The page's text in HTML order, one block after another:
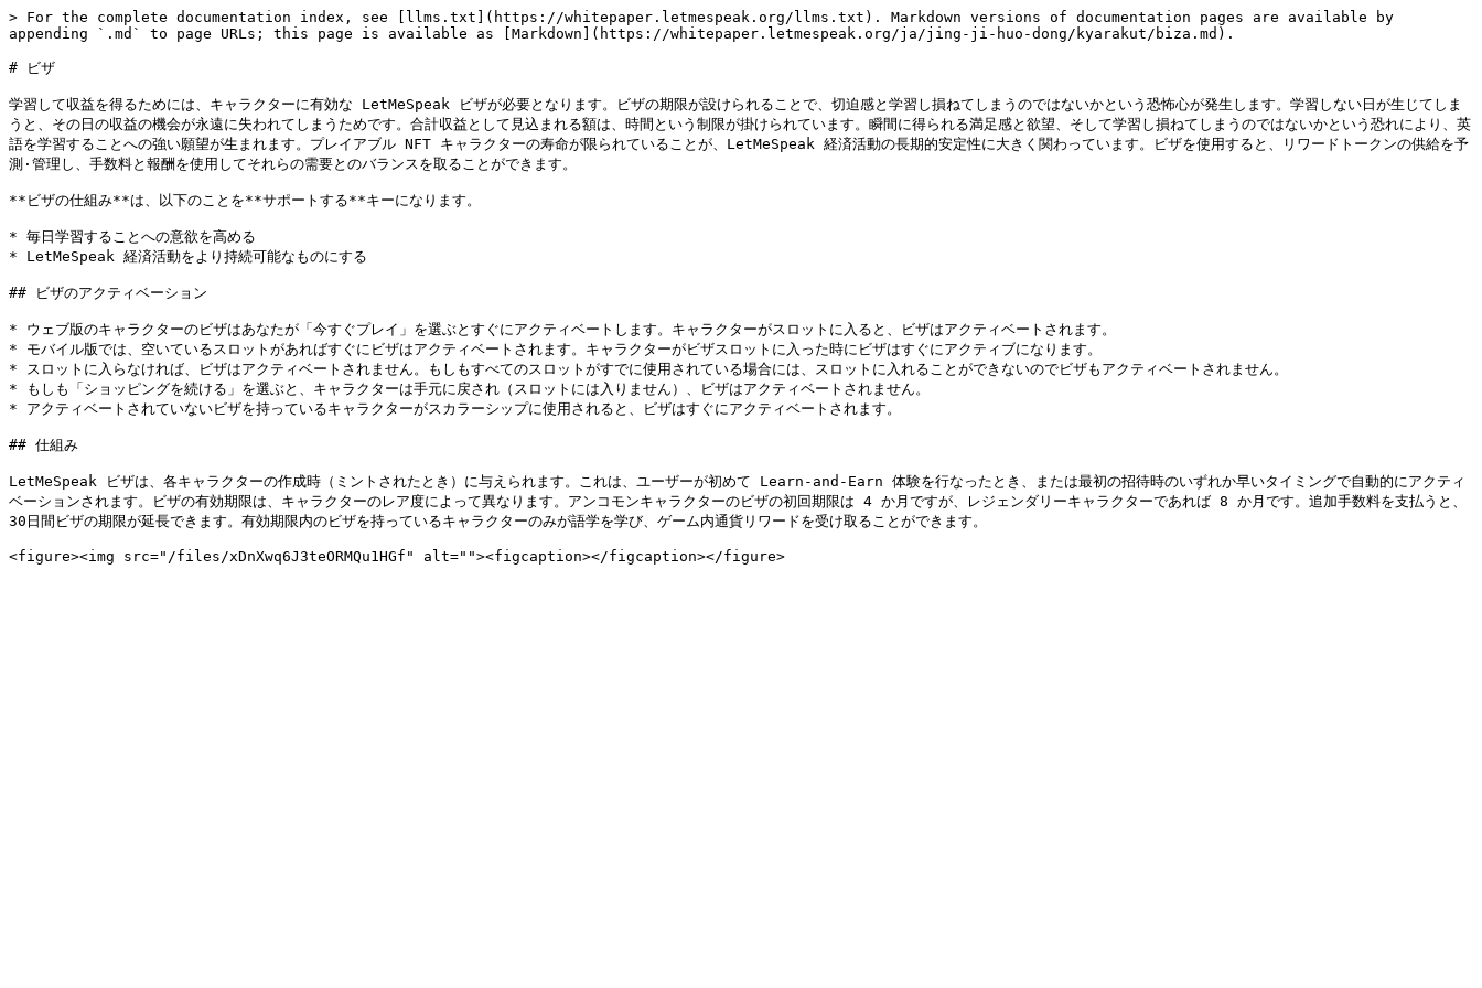
> For the complete documentation index, see [llms.txt](https://whitepaper.letmespeak.org/llms.txt). Markdown versions of documentation pages are available by
appending `.md` to page URLs; this page is available as [Markdown](https://whitepaper.letmespeak.org/ja/jing-ji-huo-dong/kyarakut/biza.md).
# ビザ
学習して収益を得るためには、キャラクターに有効な LetMeSpeak ビザが必要となります。ビザの期限が設けられることで、切迫感と学習し損ねてしまうのではないかという恐怖心が発生します。学習しない日が生じてしま
うと、その日の収益の機会が永遠に失われてしまうためです。合計収益として見込まれる額は、時間という制限が掛けられています。瞬間に得られる満足感と欲望、そして学習し損ねてしまうのではないかという恐れにより、英
語を学習することへの強い願望が生まれます。プレイアブル NFT キャラクターの寿命が限られていることが、LetMeSpeak 経済活動の長期的安定性に大きく関わっています。ビザを使用すると、リワードトークンの供給を予
測·管理し、手数料と報酬を使用してそれらの需要とのバランスを取ることができます。
**ビザの仕組み**は、以下のことを**サポートする**キーになります。
* 毎日学習することへの意欲を高める
* LetMeSpeak 経済活動をより持続可能なものにする
## ビザのアクティベーション
* ウェブ版のキャラクターのビザはあなたが「今すぐプレイ」を選ぶとすぐにアクティベートします。キャラクターがスロットに入ると、ビザはアクティベートされます。
* モバイル版では、空いているスロットがあればすぐにビザはアクティベートされます。キャラクターがビザスロットに入った時にビザはすぐにアクティブになります。
* スロットに入らなければ、ビザはアクティベートされません。もしもすべてのスロットがすでに使用されている場合には、スロットに入れることができないのでビザもアクティベートされません。
* もしも「ショッピングを続ける」を選ぶと、キャラクターは手元に戻され（スロットには入りません）、ビザはアクティベートされません。
* アクティベートされていないビザを持っているキャラクターがスカラーシップに使用されると、ビザはすぐにアクティベートされます。
## 仕組み
LetMeSpeak ビザは、各キャラクターの作成時（ミントされたとき）に与えられます。これは、ユーザーが初めて Learn-and-Earn 体験を行なったとき、または最初の招待時のいずれか早いタイミングで自動的にアクティ
ベーションされます。ビザの有効期限は、キャラクターのレア度によって異なります。アンコモンキャラクターのビザの初回期限は 4 か月ですが、レジェンダリーキャラクターであれば 8 か月です。追加手数料を支払うと、
30日間ビザの期限が延長できます。有効期限内のビザを持っているキャラクターのみが語学を学び、ゲーム内通貨リワードを受け取ることができます。